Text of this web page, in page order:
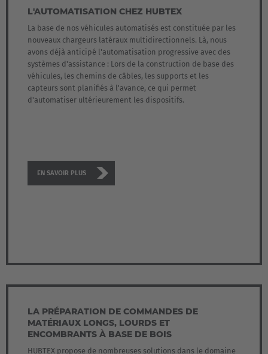
Belgium
Nederlands Français Deutsch
Česká republika
Cesko
España
Italia
Italiano
L'AUTOMATISATION CHEZ HUBTEX
La base de nos véhicules automatisés est constituée par les
nouveaux chargeurs latéraux multidirectionnels. Là, nous
avons déjà anticipé l'automatisation progressive avec des
systèmes d'assistance : Lors de la construction de base des
véhicules, les chemins de câbles, les supports et les
capteurs sont planifiés à l'avance, ce qui permet
d'automatiser ultérieurement les dispositifs.
EN SAVOIR PLUS
LA PRÉPARATION DE COMMANDES DE
MATÉRIAUX LONGS, LOURDS ET
ENCOMBRANTS À BASE DE BOIS
HUBTEX propose de nombreuses solutions dans le domaine